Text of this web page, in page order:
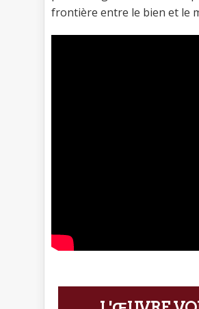
frontière entre le bien et le